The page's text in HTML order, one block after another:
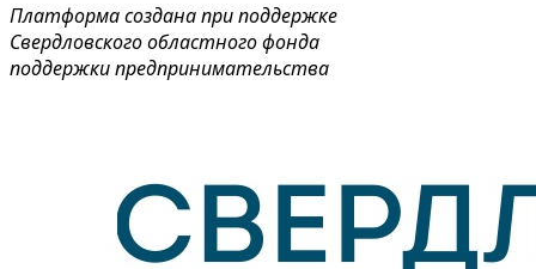
Платформа создана при поддержке
Свердловского областного фонда
поддержки предпринимательства